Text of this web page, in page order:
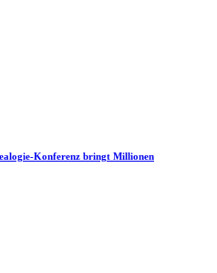
Konferenz bringt Millionen